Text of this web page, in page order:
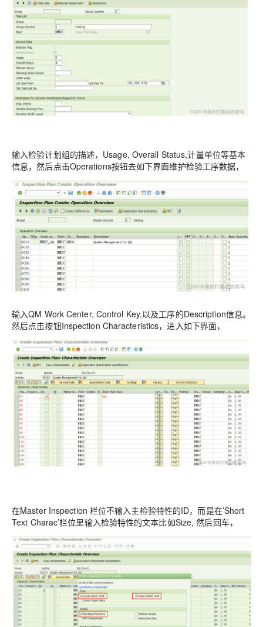
输入检验计划组的描述，Usage, Overall Status,计量单位等基本
信息，然后点击Operations按钮去如下界面维护检验工序数据，
输入QM Work Center, Control Key,以及工序的Description信息。
然后点击按钮Inspection Characteristics，进入如下界面，
在Master Inspection 栏位不输入主检验特性的ID，而是在’Short
Text Charac’栏位里输入检验特性的文本比如Size, 然后回车，